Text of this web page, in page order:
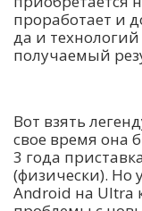
проработает и
да и
получаемый
Вот взять
свое время она
3 года
(физически). Но
Android на Ultra